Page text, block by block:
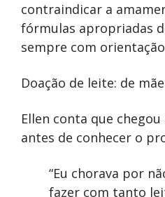
contraindicar a
fórmulas apropriadas
sempre com
Doação de leite: de
Ellen conta que
antes de conhecer o
“Eu chorava por
fazer com tanto